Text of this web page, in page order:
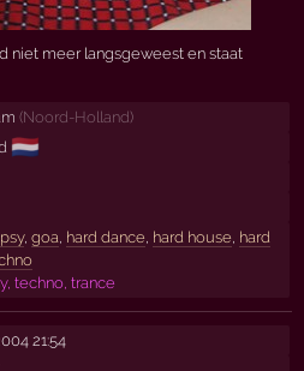
niet meer langsgeweest en staat
(Noord-Holland)
🇳🇱
, goa hard dance hard house hard
techno, trance
21:54